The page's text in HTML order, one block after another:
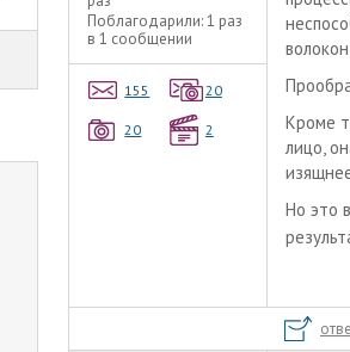
Поблагодарили:1 раз
в 1 сообщении
155 20
20 2
Кроме
лицо,
Но это